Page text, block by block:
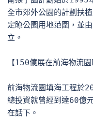
全市郊外公園的計劃扶
定瞭公園用地范圍，並
立。
【150億展在前海物流園
前海物流園填海工程於
總投資就曾經到達60億
在話下。